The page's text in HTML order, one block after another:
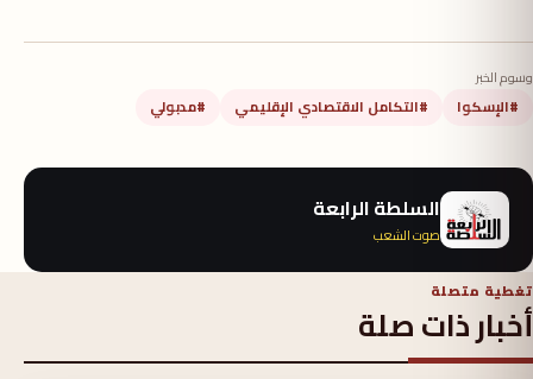
وسوم الخبر
#الإسكوا #التكامل الاقتصادي الإقليمي #مدبولي
السلطة الرابعة
صوت الشعب
تغطية متصلة
أخبار ذات صلة